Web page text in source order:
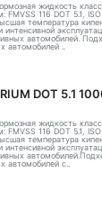
жидкость
FMVSS 116 DOT 5.1,
температура
интенсивной
автомобилей.
автомобилей ..
DOT 5.1
жидкость
FMVSS 116 DOT 5.1,
температура
интенсивной
автомобилей с..